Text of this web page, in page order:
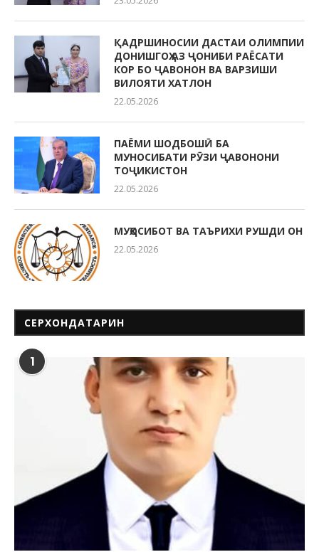
ҚАДРШИНОСИИ ДАСТАИ ОЛИМПИИ
ДОНИШГОҲ АЗ ҶОНИБИ РАЁСАТИ
КОР БО ҶАВОНОН ВА ВАРЗИШИ
ВИЛОЯТИ ХАТЛОН
22.05.2026
ПАЁМИ ШОДБОШӢ БА
МУНОСИБАТИ РӮЗИ ҶАВОНОНИ
ТОҶИКИСТОН
22.05.2026
МУҲОСИБОТ ВА ТАЪРИХИ РУШДИ ОН
22.05.2026
СЕРХОНДАТАРИН
1